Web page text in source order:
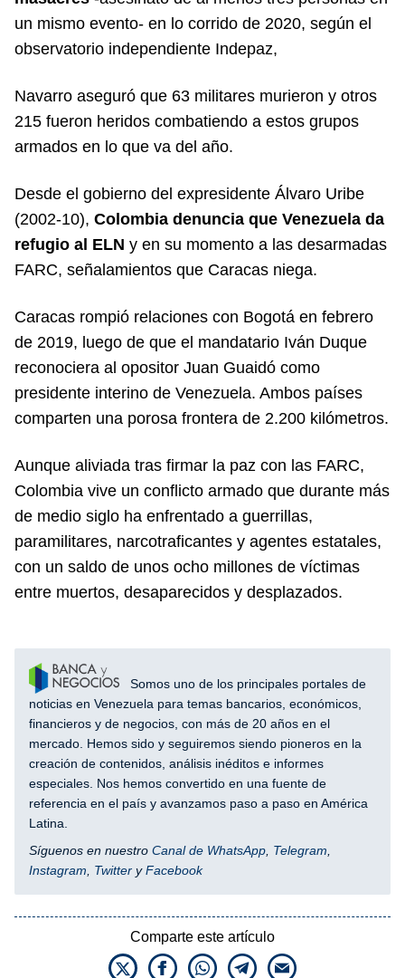
un mismo evento- en lo corrido de 2020, según el
observatorio independiente Indepaz,
Navarro aseguró que 63 militares murieron y otros
215 fueron heridos combatiendo a estos grupos
armados en lo que va del año.
Desde el gobierno del expresidente Álvaro Uribe
(2002-10), Colombia denuncia que Venezuela da
refugio al ELN y en su momento a las desarmadas
FARC, señalamientos que Caracas niega.
Caracas rompió relaciones con Bogotá en febrero
de 2019, luego de que el mandatario Iván Duque
reconociera al opositor Juan Guaidó como
presidente interino de Venezuela. Ambos países
comparten una porosa frontera de 2.200 kilómetros.
Aunque aliviada tras firmar la paz con las FARC,
Colombia vive un conflicto armado que durante más
de medio siglo ha enfrentado a guerrillas,
paramilitares, narcotraficantes y agentes estatales,
con un saldo de unos ocho millones de víctimas
entre muertos, desaparecidos y desplazados.
Somos uno de los principales portales de
noticias en Venezuela para temas bancarios, económicos,
financieros y de negocios, con más de 20 años en el
mercado. Hemos sido y seguiremos siendo pioneros en la
creación de contenidos, análisis inéditos e informes
especiales. Nos hemos convertido en una fuente de
referencia en el país y avanzamos paso a paso en América
Latina.
Síguenos en nuestro Canal de WhatsApp Telegram
Instagram
Twitter yFacebook
Comparte este artículo